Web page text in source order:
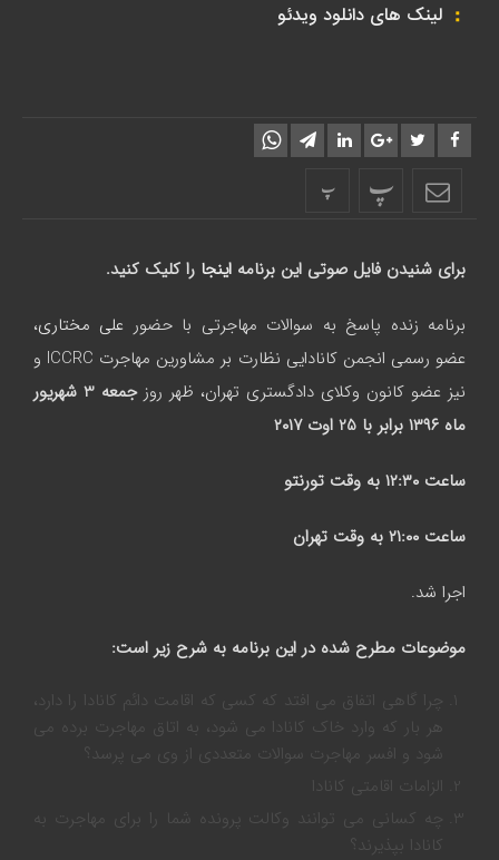
لینک های دانلود ویدئو
پ پ
برای شنیدن فایل صوتی این برنامه اینجا را کلیک کنید.
برنامه زنده پاسخ به سوالات مهاجرتی با حضور علی مختاری،
عضو رسمی انجمن کانادایی نظارت بر مشاورین مهاجرت ICCRC و
نیز عضو کانون وکلای دادگستری تهران، ظهر روز جمعه
3 شهریور
ماه ۱۳۹۶ برابر با 25 اوت ۲۰۱۷
ساعت ۱۲:۳۰ به وقت تورنتو
ساعت ۲۱:۰۰ به وقت تهران
اجرا شد.
موضوعات مطرح شده در این برنامه به شرح زیر است:
چرا گاهی اتفاق می افتد که کسی که اقامت دائم کانادا را دارد،
هر بار که وارد خاک کانادا می شود، به اتاق مهاجرت برده می
شود و افسر مهاجرت سوالات متعددی از وی می پرسد؟
الزامات اقامتی کانادا
چه کسانی می توانند وکالت پرونده شما را برای مهاجرت به
کانادا بپذیرند؟